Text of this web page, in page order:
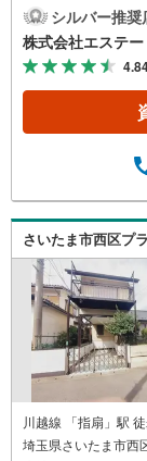
予約を
間 9:30
い合わせ
内・現地
がスム
ール店
を招い
ローン
白馬グル
サービス
から引
シルバー推奨
株式会社エステ
さいたま市西区プ
川越線 「指扇」駅
埼玉県さいたま市西